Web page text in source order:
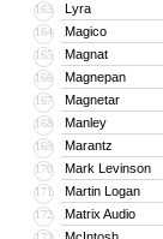
163 Lyra
164 Magico
165 Magnat
166 Magnepan
167 Magnetar
168 Manley
169 Marantz
170 Mark Levinson
171 Martin Logan
172 Matrix Audio